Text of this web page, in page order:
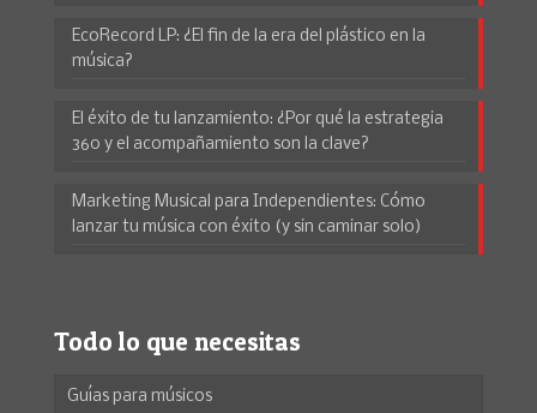
EcoRecord LP: ¿El fin de la era del plástico en la
música?
El éxito de tu lanzamiento: ¿Por qué la estrategia
360 y el acompañamiento son la clave?
Marketing Musical para Independientes: Cómo
lanzar tu música con éxito (y sin caminar solo)
Todo lo que necesitas
Guías para músicos